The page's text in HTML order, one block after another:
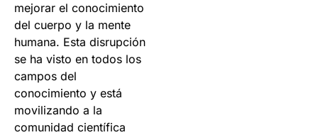
mejorar el conocimiento
del cuerpo y la mente
humana. Esta disrupción
se ha visto en todos los
campos del
conocimiento y está
movilizando a la
comunidad científica